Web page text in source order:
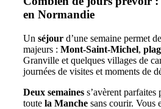
en Normandie
Un séjour d’une semaine permet
majeurs : Mont-Saint-Michel,
Granville et quelques villages de
journées de visites et moments de
Deux semaines s’avèrent
toute la Manche sans courir. Vous